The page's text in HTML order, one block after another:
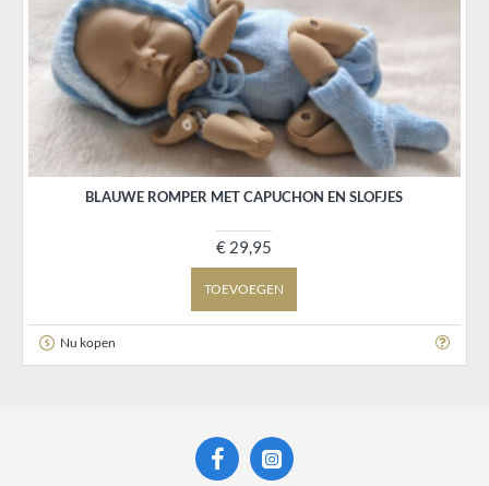
BLAUWE ROMPER MET CAPUCHON EN SLOFJES
€ 29,95
TOEVOEGEN
Nu kopen